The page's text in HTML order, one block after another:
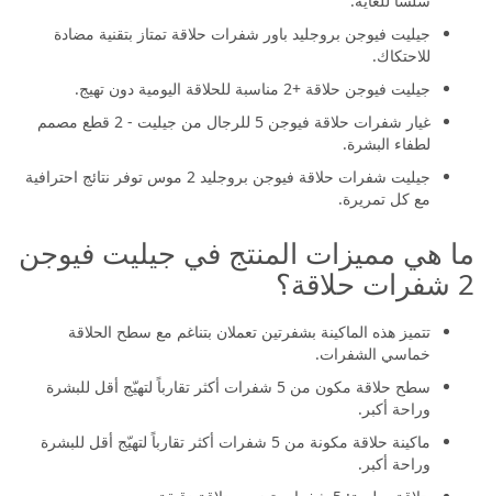
جيليت فيوجن بروجليد باور شفرات حلاقة تمتاز بتقنية مضادة
للاحتكاك.
جيليت فيوجن حلاقة +2 مناسبة للحلاقة اليومية دون تهيج.
غيار شفرات حلاقة فيوجن 5 للرجال من جيليت - 2 قطع مصمم
لطفاء البشرة.
جيليت شفرات حلاقة فيوجن بروجليد 2 موس توفر نتائج احترافية
مع كل تمريرة.
ما هي مميزات المنتج في جيليت فيوجن
2 شفرات حلاقة؟
تتميز هذه الماكينة بشفرتين تعملان بتناغم مع سطح الحلاقة
خماسي الشفرات.
سطح حلاقة مكون من 5 شفرات أكثر تقارباً لتهيّج أقل للبشرة
وراحة أكبر.
ماكينة حلاقة مكونة من 5 شفرات أكثر تقارباً لتهيّج أقل للبشرة
وراحة أكبر.